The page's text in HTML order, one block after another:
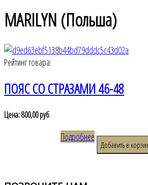
MARILYN (Польша)
Рейтинг товара:
ПОЯС СО СТРАЗАМИ 46-48
Цена:800,00 руб
Подробнее